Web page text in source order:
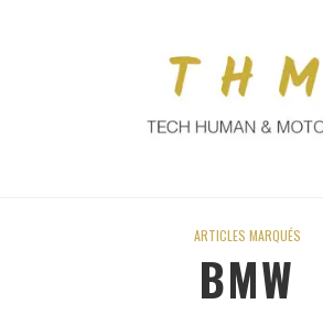
ARTICLES MARQUÉS
BMW